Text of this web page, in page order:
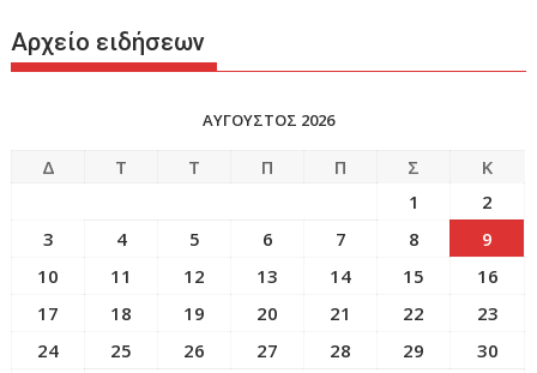
Αρχείο ειδήσεων
ΑΥΓΟΥΣΤΟΣ 2026
Δ Τ Τ Π Π Σ
Κ
1
2
3
4 5 6 7 8
9
10
11 12 13 14 15
16
17
18 19 20 21 22
23
24
25 26 27 28 29
30